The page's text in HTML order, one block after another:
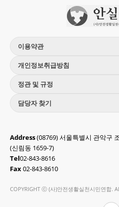
이용약관
개인정보취급방침
정관 및 규정
담당자 찾기
Address(08769) 서울특별시 관악구
(신림동 1659-7)
Tel02-843-8616
Fax02-843-8610
COPYRIGHT ⓒ (사)안전생활실천시민연합.